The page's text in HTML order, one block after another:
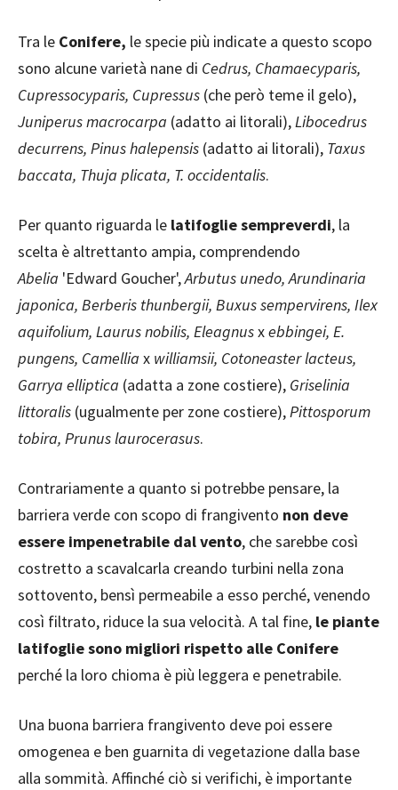
Tra le Conifere, le specie più indicate a questo scopo
sono alcune varietà nane di Cedrus, Chamaecyparis,
Cupressocyparis, Cupressus (che però teme il gelo),
Juniperus macrocarpa (adatto ai litorali),Libocedrus
decurrens, Pinus halepensis (adatto ai litorali), Taxus
baccata, Thuja plicata, T. occidentalis.
Per quanto riguarda le latifoglie sempreverdi, la
scelta è altrettanto ampia, comprendendo
Abelia 'Edward Goucher',Arbutus unedo, Arundinaria
japonica, Berberis thunbergii, Buxus sempervirens, Ilex
aquifolium, Laurus nobilis, Eleagnusxebbingei, E.
pungens, Camellia x williamsii, Cotoneaster lacteus,
Garrya elliptica (adatta a zone costiere), Griselinia
littoralis (ugualmente per zone costiere),Pittosporum
tobira, Prunus laurocerasus.
Contrariamente a quanto si potrebbe pensare, la
barriera verde con scopo di frangivento non deve
essere impenetrabile dal vento, che sarebbe così
costretto a scavalcarla creando turbini nella zona
sottovento, bensì permeabile a esso perché, venendo
così filtrato, riduce la sua velocità. A tal fine, le piante
latifoglie sono migliori rispetto alle Conifere
perché la loro chioma è più leggera e penetrabile.
Una buona barriera frangivento deve poi essere
omogenea e ben guarnita di vegetazione dalla base
alla sommità. Affinché ciò si verifichi, è importante